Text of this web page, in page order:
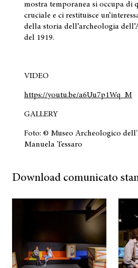
mostra temporanea si occupa di
cruciale e ci restituisce
della storia dell’archeologia
del 1919.
VIDEO
https://youtu.be/a6Uu7p1Wq_M
GALLERY
Foto: © Museo Archeologico
Manuela Tessaro
Download comunicato